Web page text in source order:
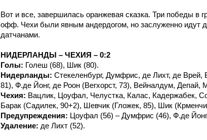
Вот и все, завершилась оранжевая сказка. Три победы в
офф. Чехи были явным андердогом, но заслуженно идут
датчанами.
НИДЕРЛАНДЫ – ЧЕХИЯ – 0:2
Голы: Голеш (68), Шик (80).
Нидерланды: Стекеленбург, Думфрис, де Лихт, де
81), Ф.де Йонг, де Роон (Вегхорст, 73), Вейналдум, Депай,
Чехия: Вацлик, Цоуфал, Челустка, Калас, Кадержабек,
Барак (Садилек, 90+2), Шевчик (Гложек, 85), Шик
Предупреждения: Цоуфал (56) – Думфрис (46), Ф.де
Удаление: де Лихт (52).